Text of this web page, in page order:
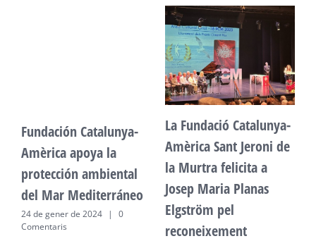
Fundación Catalunya-
Amèrica apoya la
protección ambiental
del Mar Mediterráneo
24 de gener de 2024 |
0
Comentaris
La Fundació Catalunya-
Amèrica Sant Jeroni de
la Murtra felicita a
Josep Maria Planas
Elgström pel
reconeixement